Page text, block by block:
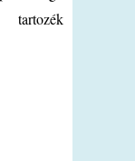
tartozék